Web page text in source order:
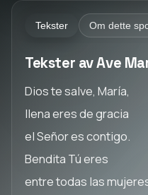
Tekster Om dette
Tekster av Ave
Dios te salve, María,
llena eres de gracia
el Señor es contigo.
Bendita Tú eres
entre todas las